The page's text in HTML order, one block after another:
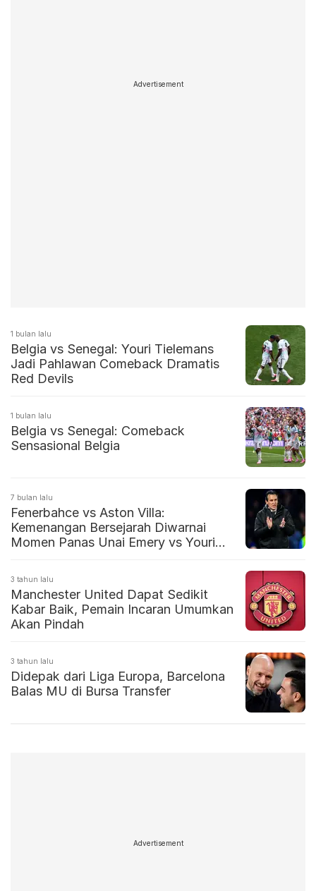
Advertisement
1 bulan lalu
Belgia vs Senegal: Youri Tielemans
Jadi Pahlawan Comeback Dramatis
Red Devils
1 bulan lalu
Belgia vs Senegal: Comeback
Sensasional Belgia
7 bulan lalu
Fenerbahce vs Aston Villa:
Kemenangan Bersejarah Diwarnai
Momen Panas Unai Emery vs Youri
3 tahun lalu
Manchester United Dapat Sedikit
Kabar Baik, Pemain Incaran Umumkan
Akan Pindah
3 tahun lalu
Didepak dari Liga Europa, Barcelona
Balas MU di Bursa Transfer
Advertisement